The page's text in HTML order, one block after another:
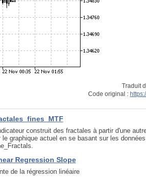
Traduit
Code original :
construit des fractales à partir d'une
le graphique actuel en se basant sur les
Regression Slope
de la régression linéaire